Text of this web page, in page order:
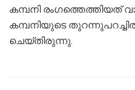
കമ്പനി രം​ഗത്തെത്തിയത്
കമ്പനിയുടെ
ചെയ്തിരുന്നു.